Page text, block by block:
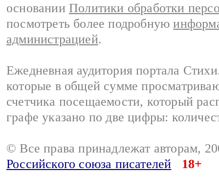
основании Политики обработки
посмотреть более подробную
администрацией.
Ежедневная аудитория портала
которые в общей сумме
счетчика посещаемости, который
графе указано по две цифры:
© Все права принадлежат авторам,
Российского союза писателей
18+